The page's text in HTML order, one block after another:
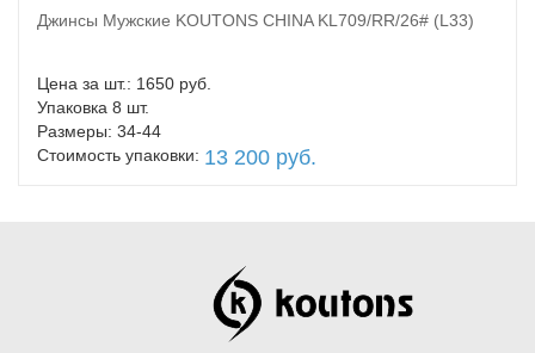
В корзину
Джинсы Мужские KOUTONS CHINA KL709/RR/26# (L33)
Цена за шт.: 1650 руб.
Упаковка 8 шт.
Размеры: 34-44
Стоимость упаковки: 13 200 руб.